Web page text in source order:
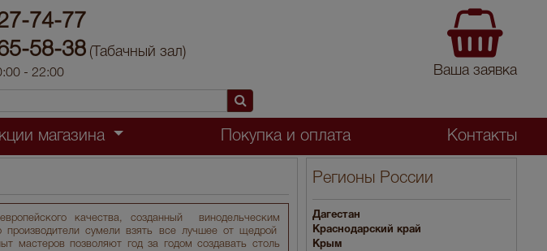
74-77
58-38 (Табачный зал)
- 22:00 Ваша заявка
магазина Покупка и оплата Контакты
качества, созданный винодельческим
сумели взять все лучшее от щедрой
мастеров позволяют год за годом создавать столь
Регионы России
Дагестан
Краснодарский край
Крым